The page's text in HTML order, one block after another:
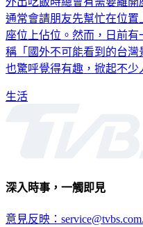
通常會請朋友先幫忙在位
座位上佔位。然而，日前
稱「國外不可能看到的台灣
也驚呼覺得有趣，掀起不少
生活
深入時事，一觸即見
意見反映：